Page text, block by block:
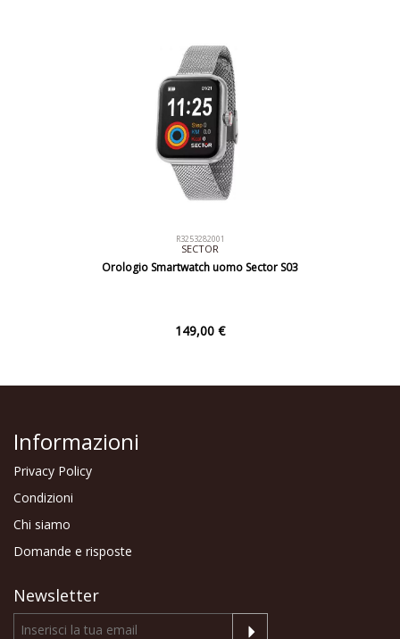
R3253282001
SECTOR
Orologio Smartwatch uomo Sector S03
149,00 €
Informazioni
Privacy Policy
Condizioni
Chi siamo
Domande e risposte
Newsletter